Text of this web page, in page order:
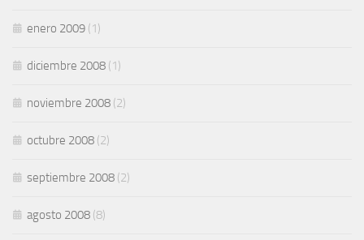
enero 2009 (1)
diciembre 2008 (1)
noviembre 2008 (2)
octubre 2008 (2)
septiembre 2008 (2)
agosto 2008 (8)